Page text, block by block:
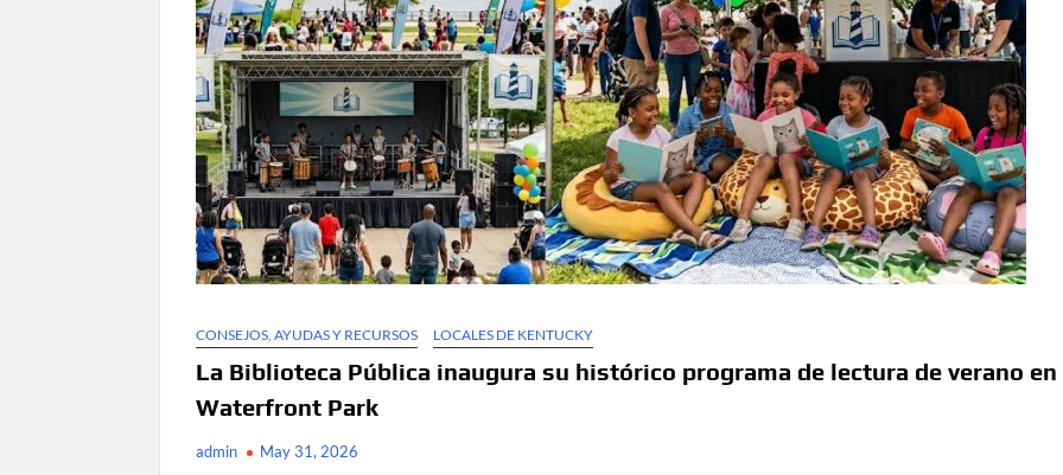
CONSEJOS, AYUDAS Y RECURSOS LOCALES DE KENTUCKY
La Biblioteca Pública inaugura su histórico programa de lectura de verano en
Waterfront Park
admin May 31, 2026